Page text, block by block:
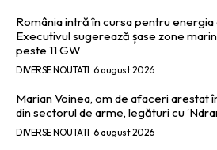
România intră în cursa pentru
Executivul sugerează șase zone
peste 11 GW
DIVERSE NOUTATI 6 august 2026
Marian Voinea, om de afaceri arestat
din sectorul de arme, legături cu
DIVERSE NOUTATI 6 august 2026